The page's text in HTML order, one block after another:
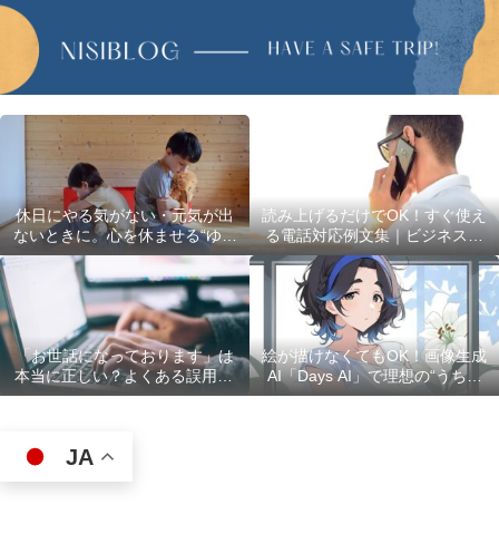
休日にやる気がない・元気が出
ないときに。心を休ませる“ゆる
い過ごし方”5選
読み上げるだけでOK！すぐ使え
る電話対応例文集｜ビジネスで
使える最初の言葉・最後の言葉
も完全網羅
「お世話になっております」は
本当に正しい？よくある誤用10
選
絵が描けなくてもOK！画像生成
AI「Days AI」で理想の“うちの
子”キャラクターを作ってみた体
JA